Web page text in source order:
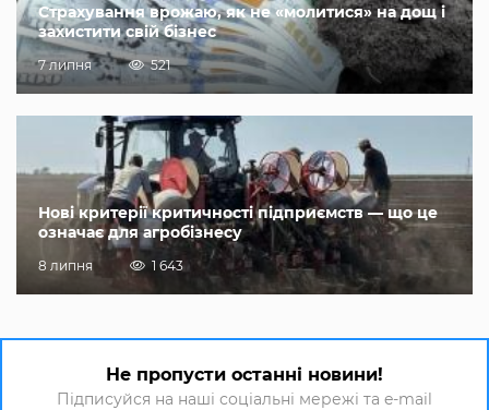
Страхування врожаю, як не «молитися» на дощ і
захистити свій бізнес
7 липня 521
Нові критерії критичності підприємств — що це
означає для агробізнесу
8 липня 1 643
Не пропусти останні новини!
Підписуйся на наші соціальні мережі та e-mail